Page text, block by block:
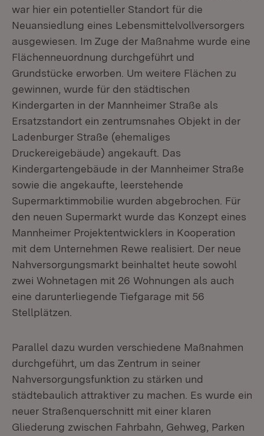
war hier ein potentieller Standort für die
Neuansiedlung eines Lebensmittelvollversorgers
ausgewiesen. Im Zuge der Maßnahme wurde eine
Flächenneuordnung durchgeführt und
Grundstücke erworben. Um weitere Flächen zu
gewinnen, wurde für den städtischen
Kindergarten in der Mannheimer Straße als
Ersatzstandort ein zentrumsnahes Objekt in der
Ladenburger Straße (ehemaliges
Druckereigebäude) angekauft. Das
Kindergartengebäude in der Mannheimer Straße
sowie die angekaufte, leerstehende
Supermarktimmobilie wurden abgebrochen. Für
den neuen Supermarkt wurde das Konzept eines
Mannheimer Projektentwicklers in Kooperation
mit dem Unternehmen Rewe realisiert. Der neue
Nahversorgungsmarkt beinhaltet heute sowohl
zwei Wohnetagen mit 26 Wohnungen als auch
eine darunterliegende Tiefgarage mit 56
Stellplätzen.
Parallel dazu wurden verschiedene Maßnahmen
durchgeführt, um das Zentrum in seiner
Nahversorgungsfunktion zu stärken und
städtebaulich attraktiver zu machen. Es wurde ein
neuer Straßenquerschnitt mit einer klaren
Gliederung zwischen Fahrbahn, Gehweg, Parken